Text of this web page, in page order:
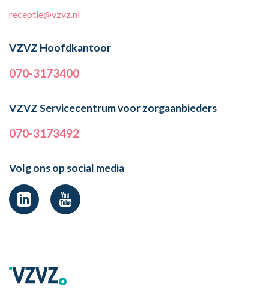
receptie@vzvz.nl
VZVZ Hoofdkantoor
070-3173400
VZVZ Servicecentrum voor zorgaanbieders
070-3173492
Volg ons op social media